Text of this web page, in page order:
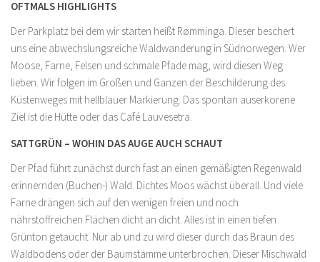
OFTMALS HIGHLIGHTS
Der Parkplatz bei dem wir starten heißt Rømminga. Dieser beschert
uns eine abwechslungsreiche Waldwanderung in Südnorwegen. Wer
Moose, Farne, Felsen und schmale Pfade mag, wird diesen Weg
lieben. Wir folgen im Großen und Ganzen der Beschilderung des
Küstenweges mit hellblauer Markierung. Das spontan auserkorene
Ziel ist die Hütte oder das Café Lauvesetra.
SATTGRÜN – WOHIN DAS AUGE AUCH SCHAUT
Der Pfad führt zunächst durch fast an einen gemäßigten Regenwald
erinnernden (Buchen-) Wald. Dichtes Moos wächst überall. Und viele
Farne drängen sich auf den wenigen freien und noch
nährstoffreichen Flächen dicht an dicht. Alles ist in einen tiefen
Grünton getaucht. Nur ab und zu wird dieser durch das Braun des
Waldbodens oder der Baumstämme unterbrochen. Dieser Mischwald